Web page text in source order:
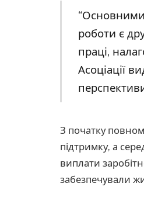
роботи є
праці,
Асоціації
З початку
підтримку, а
виплати
забезпечували